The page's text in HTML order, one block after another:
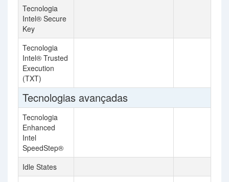
Tecnologia
Intel® Secure
Key
Tecnologia
Intel® Trusted
Execution
(TXT)
Tecnologias avançadas
Tecnologia
Enhanced
Intel
SpeedStep®
Idle States